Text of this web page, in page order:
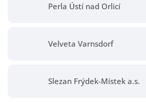
Perla Ústí nad Orlicí
Velveta Varnsdorf
Slezan Frýdek-Místek a.s.